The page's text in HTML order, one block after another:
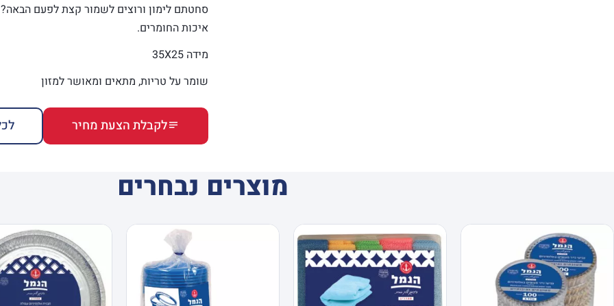
סחטתם לימון ורוצים לשמור קצת לפעם
איכות החומרים.
מידה 35X25
שומר על טריות, מתאים ומאושר למזון
לקבלת הצעת מחיר
מוצרים נבחרים